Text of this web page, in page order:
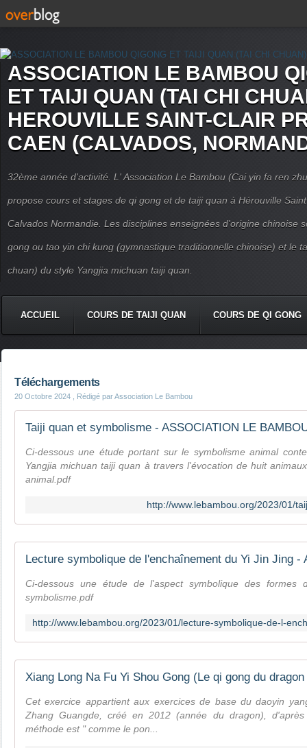
ASSOCIATION LE BAMBOU
ET TAIJI QUAN (TAI CHI
HEROUVILLE SAINT-CLAIR
CAEN (CALVADOS,
32ème année d'activité. L' Association Le Bambou (Cai yin fa ren
propose cours et stages de qi gong et de taiji quan à Hérouville
Calvados Normandie. Les disciplines enseignées d'origine chinoise
gong ou tao yin chi kung (gymnastique traditionnelle chinoise) et le
chuan) du style Yangjia michuan taiji quan.
ACCUEIL COURS DE TAIJI QUAN COURS DE QI GONG
Téléchargements
20 Octobre 2024 , Rédigé par Association Le Bambou
Ci-dessous une étude portant sur le symbolisme animal
Yangjia michuan taiji quan à travers l'évocation de huit
animal.pdf
http://www.lebambou.org/2023/01/
Ci-dessous une étude de l'aspect symbolique des
symbolisme.pdf
Cet exercice appartient aux exercices de base du daoyin
Zhang Guangde, créé en 2012 (année du dragon),
méthode est " comme le pon...